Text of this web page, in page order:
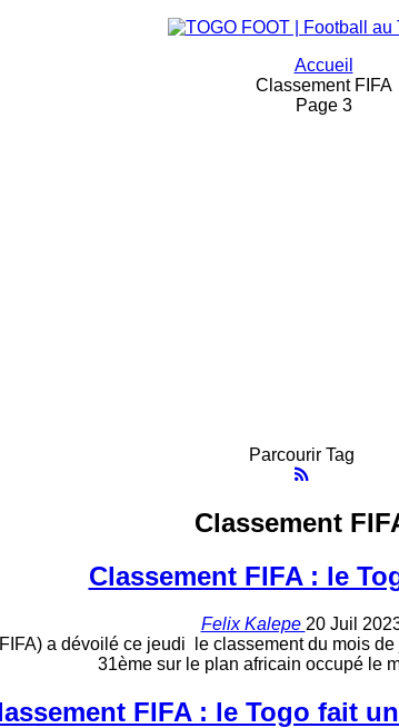
Accueil
Classement FIFA
Page 3
Parcourir Tag
Classement
Classement FIFA : le
Felix Kalepe 20 Juil
a dévoilé ce jeudi le classement du mois
31ème sur le plan africain occupé le
FIFA : le Togo fait